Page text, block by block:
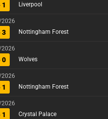
1 Liverpool
3 Nottingham Forest
0 Wolves
1 Nottingham Forest
1 Crystal Palace